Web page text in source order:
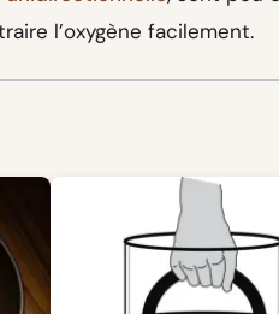
l’oxygène facilement.